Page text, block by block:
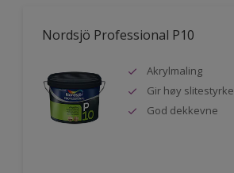
Nordsjö Professional P10
Akrylmaling
Gir høy slitestyrke
God dekkevne